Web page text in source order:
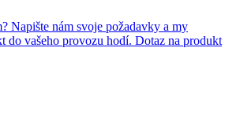
Napište nám svoje požadavky a my
do vašeho provozu hodí. Dotaz na produkt